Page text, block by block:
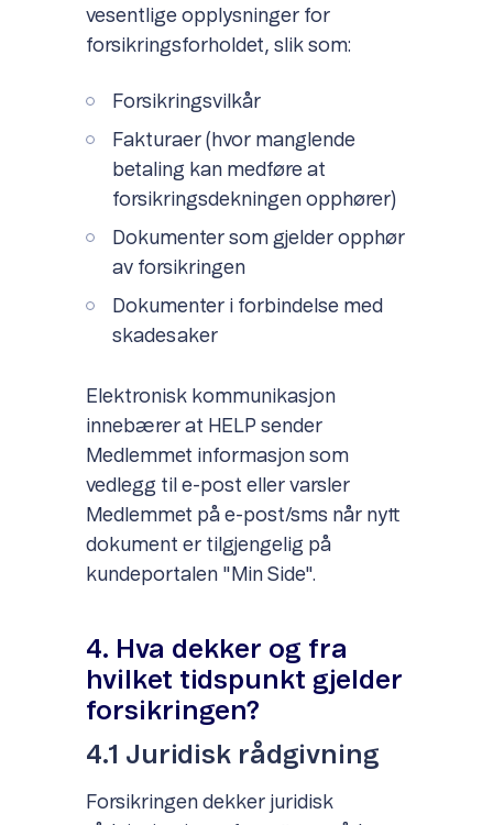
vesentlige opplysninger for
forsikringsforholdet, slik som:
Forsikringsvilkår
Fakturaer (hvor manglende
betaling kan medføre at
forsikringsdekningen opphører)
Dokumenter som gjelder opphør
av forsikringen
Dokumenter i forbindelse med
skadesaker
Elektronisk kommunikasjon
innebærer at HELP sender
Medlemmet informasjon som
vedlegg til e-post eller varsler
Medlemmet på e-post/sms når nytt
dokument er tilgjengelig på
kundeportalen "Min Side".
4. Hva dekker og fra
hvilket tidspunkt gjelder
forsikringen?
4.1 Juridisk rådgivning
Forsikringen dekker juridisk